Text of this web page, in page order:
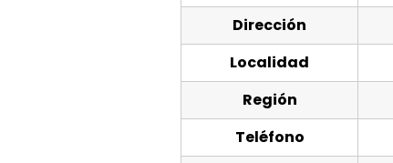
Dirección
Localidad
Región
Teléfono